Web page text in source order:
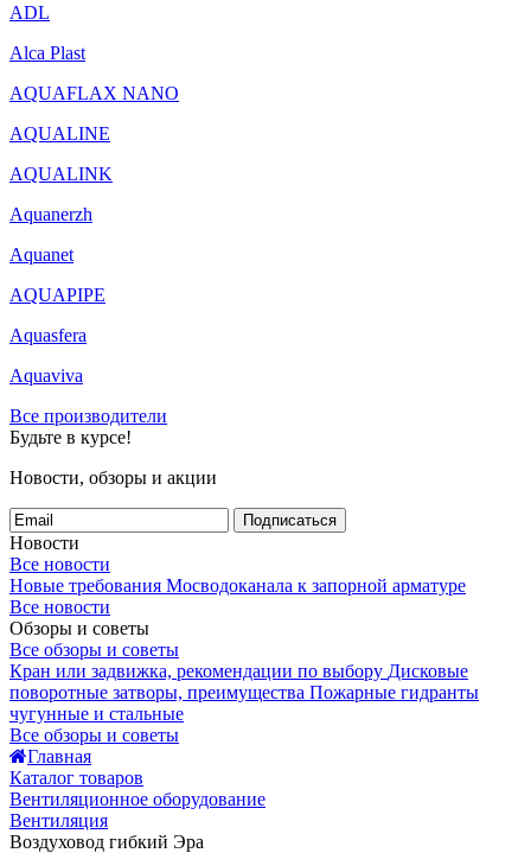
ADL
Alca Plast
AQUAFLAX NANO
AQUALINE
AQUALINK
Aquanerzh
Aquanet
AQUAPIPE
Aquasfera
Aquaviva
Все производители
Будьте в курсе!
Новости, обзоры и акции
Подписаться
Новости
Все новости
Новые требования Мосводоканала к запорной арматуре
Все новости
Обзоры и советы
Все обзоры и советы
Кран или задвижка, рекомендации по выбору Дисковые
поворотные затворы, преимущества Пожарные гидранты
чугунные и стальные
Все обзоры и советы
Главная
Каталог товаров
Вентиляционное оборудование
Вентиляция
Воздуховод гибкий Эра